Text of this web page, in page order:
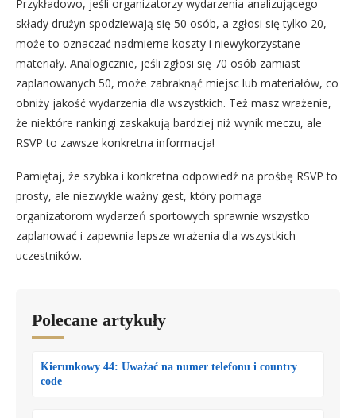
Przykładowo, jeśli organizatorzy wydarzenia analizującego
składy drużyn spodziewają się 50 osób, a zgłosi się tylko 20,
może to oznaczać nadmierne koszty i niewykorzystane
materiały. Analogicznie, jeśli zgłosi się 70 osób zamiast
zaplanowanych 50, może zabraknąć miejsc lub materiałów, co
obniży jakość wydarzenia dla wszystkich. Też masz wrażenie,
że niektóre rankingi zaskakują bardziej niż wynik meczu, ale
RSVP to zawsze konkretna informacja!
Pamiętaj, że szybka i konkretna odpowiedź na prośbę RSVP to
prosty, ale niezwykle ważny gest, który pomaga
organizatorom wydarzeń sportowych sprawnie wszystko
zaplanować i zapewnia lepsze wrażenia dla wszystkich
uczestników.
Polecane artykuły
Kierunkowy 44: Uważać na numer telefonu i country
code